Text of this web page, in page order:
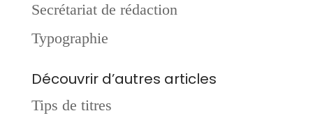
Secrétariat de rédaction
Typographie
Découvrir d’autres articles
Tips de titres